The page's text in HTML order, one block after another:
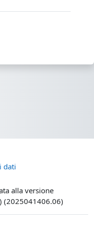
dati
alla versione
(2025041406.06)